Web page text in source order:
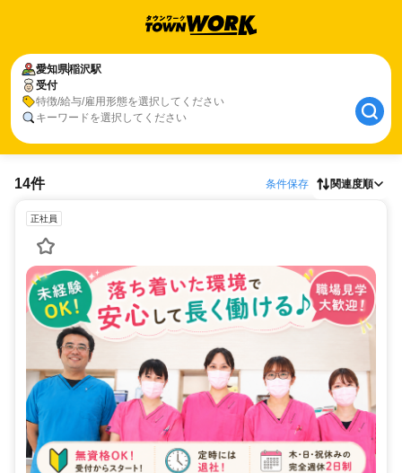
愛知県稲沢駅
受付
特徴/給与/雇用形態を選択してください
キーワードを選択してください
14件 条件保存 関連度順
正社員